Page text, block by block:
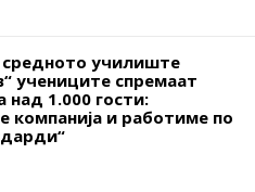
средното училиште
учениците спремаат
над 1.000 гости:
компанија и работиме по